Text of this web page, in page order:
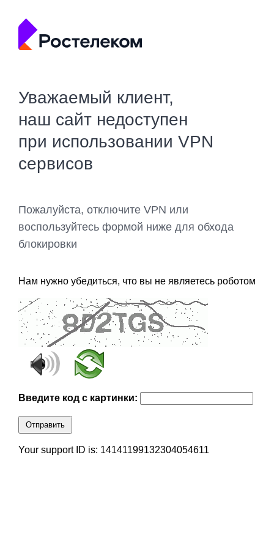
Уважаемый клиент,
наш сайт недоступен
при использовании VPN
сервисов
Пожалуйста, отключите VPN или
воспользуйтесь формой ниже для обхода
блокировки
Нам нужно убедиться, что вы не являетесь роботом
Введите код с картинки:
Отправить
Your support ID is: 14141199132304054611